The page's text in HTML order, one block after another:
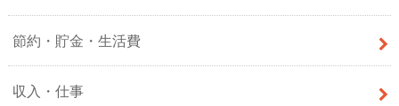
節約・貯金・生活費
収入・仕事